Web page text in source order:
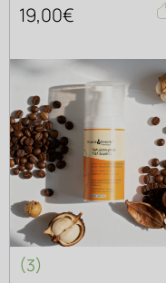
19,00€
(3)